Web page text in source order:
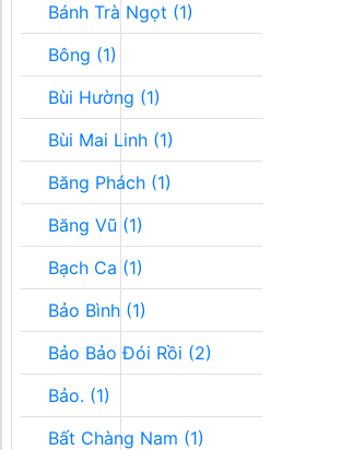
Bánh Trà Ngọt (1)
Bông (1)
Bùi Hường (1)
Bùi Mai Linh (1)
Băng Phách (1)
Băng Vũ (1)
Bạch Ca (1)
Bảo Bình (1)
Bảo Bảo Đói Rồi (2)
Bảo. (1)
Bất Chàng Nam (1)